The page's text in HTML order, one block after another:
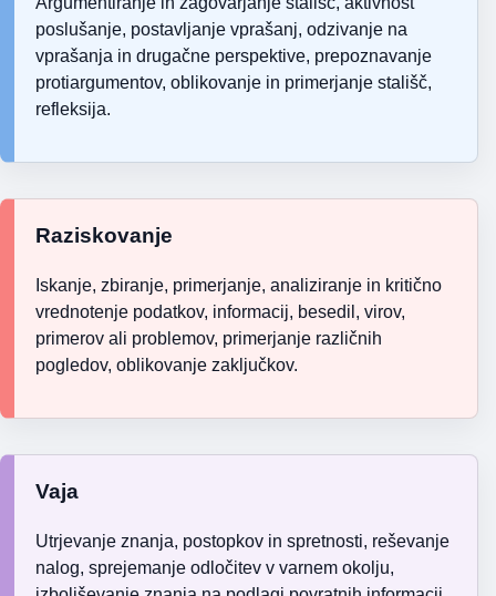
poslušanje, postavljanje vprašanj, odzivanje na
vprašanja in drugačne perspektive, prepoznavanje
protiargumentov, oblikovanje in primerjanje stališč,
refleksija.
Raziskovanje
Iskanje, zbiranje, primerjanje, analiziranje in kritično
vrednotenje podatkov, informacij, besedil, virov,
primerov ali problemov, primerjanje različnih
pogledov, oblikovanje zaključkov.
Vaja
Utrjevanje znanja, postopkov in spretnosti, reševanje
nalog, sprejemanje odločitev v varnem okolju,